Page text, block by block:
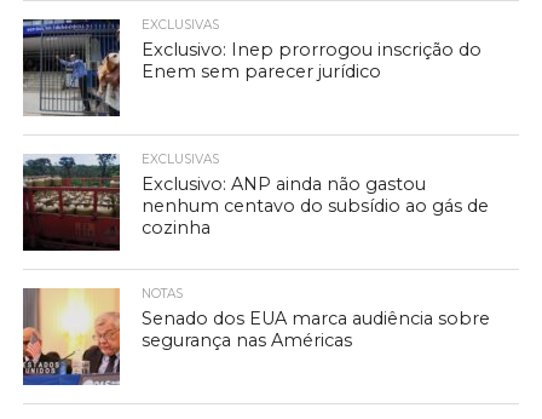
EXCLUSIVAS
Exclusivo: Inep prorrogou inscrição do
Enem sem parecer jurídico
EXCLUSIVAS
Exclusivo: ANP ainda não gastou
nenhum centavo do subsídio ao gás de
cozinha
NOTAS
Senado dos EUA marca audiência sobre
segurança nas Américas